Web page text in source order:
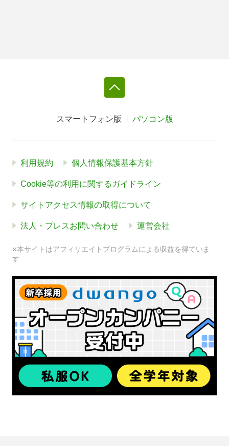
スマートフォン版 パソコン版
利用規約 個人情報保護基本方針
Cookie等の利用に関するガイドライン
サイトアクセス情報の取得について
法人・プレスお問い合わせ 運営会社
※本サイトはアフィリエイトプログラムによる収益を得ていま
す